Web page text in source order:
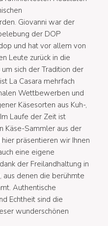
Giovanni war der
der DOP
und hat vor allem von
Leute zurück in die
sich der Tradition der
La Casara mehrfach
Wettbewerben und
Käsesorten aus Kuh-,
Laufe der Zeit ist
Käse-Sammler aus der
präsentieren wir Ihnen
eine eigene
der Freilandhaltung in
aus denen die berühmte
Authentische
Echtheit sind die
wunderschönen